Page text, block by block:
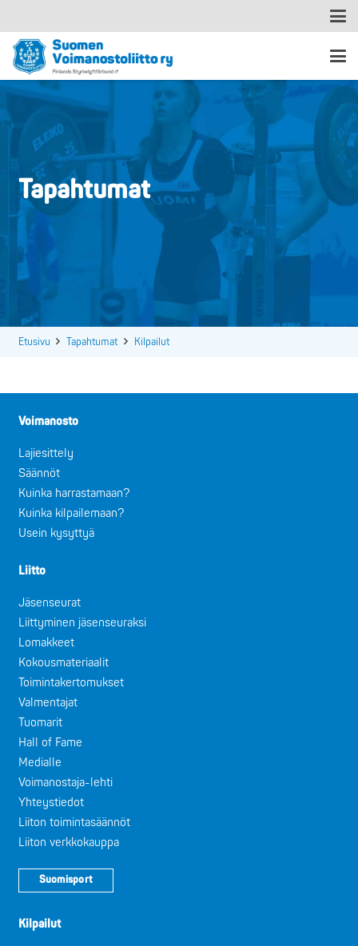
Tapahtumat
Etusivu Tapahtumat Kilpailut
Voimanosto
Lajiesittely
Säännöt
Kuinka harrastamaan?
Kuinka kilpailemaan?
Usein kysyttyä
Liitto
Jäsenseurat
Liittyminen jäsenseuraksi
Lomakkeet
Kokousmateriaalit
Toimintakertomukset
Valmentajat
Tuomarit
Hall of Fame
Medialle
Voimanostaja-lehti
Yhteystiedot
Liiton toimintasäännöt
Liiton verkkokauppa
Suomisport
Kilpailut